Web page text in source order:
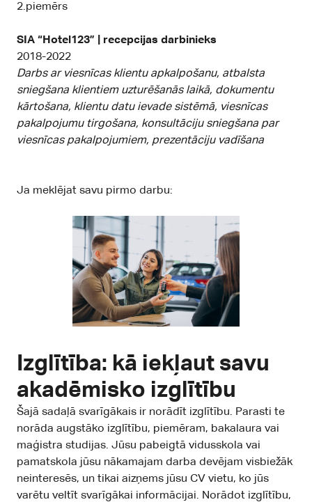
2.piemērs
SIA “Hotel123” | recepcijas darbinieks
2018-2022
Darbs ar viesnīcas klientu apkalpošanu, atbalsta
sniegšana klientiem uzturēšanās laikā, dokumentu
kārtošana, klientu datu ievade sistēmā, viesnīcas
pakalpojumu tirgošana, konsultāciju sniegšana par
viesnīcas pakalpojumiem, prezentāciju vadīšana
Ja meklējat savu pirmo darbu:
Izglītība: kā iekļaut savu
akadēmisko izglītību
Šajā sadaļā svarīgākais ir norādīt izglītību. Parasti te
norāda augstāko izglītību, piemēram, bakalaura vai
maģistra studijas. Jūsu pabeigtā vidusskola vai
pamatskola jūsu nākamajam darba devējam visbiežāk
neinteresēs, un tikai aizņems jūsu CV vietu, ko jūs
varētu veltīt svarīgākai informācijai. Norādot izglītību,